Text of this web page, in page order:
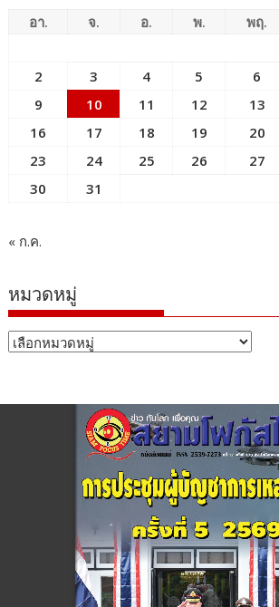
อา. จ. อ. พ. พฤ.
2
3 4 5 6
9
10 11 12 13
16
17 18 19 20
23
24 25 26 27
30
31
« ก.ค.
หมวดหมู่
หมวด